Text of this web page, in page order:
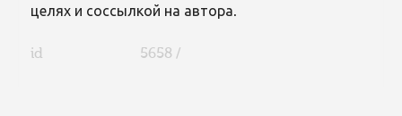
целях и соссылкой на автора.
id 5658 /